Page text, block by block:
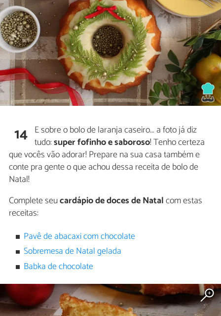
14 E sobre o bolo de laranja caseiro... a foto já diz
tudo:super fofinho e saboroso! Tenho certeza
que vocês vão adorar! Prepare na sua casa também e
conte pra gente o que achou dessa receita de bolo de
Natal!
Complete seucardápio de doces de Natalcom estas
receitas:
Pavê de abacaxi com chocolate
Sobremesa de Natal gelada
Babka de chocolate